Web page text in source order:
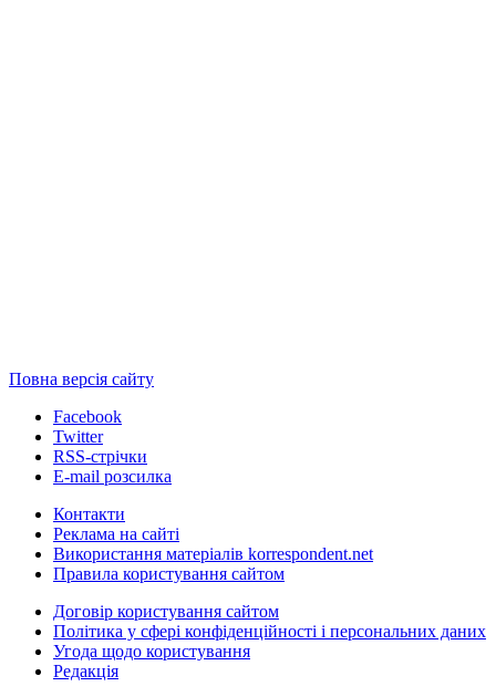
Повна версія сайту
Facebook
Twitter
RSS-стрічки
E-mail розсилка
Контакти
Реклама на сайті
Використання матеріалів korrespondent.net
Правила користування сайтом
Договір користування сайтом
Політика у сфері конфіденційності і персональних даних
Угода щодо користування
Редакція